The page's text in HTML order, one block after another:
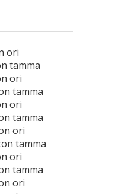
ori
tamma
ori
tamma
ori
tamma
ori
tamma
ori
tamma
ori